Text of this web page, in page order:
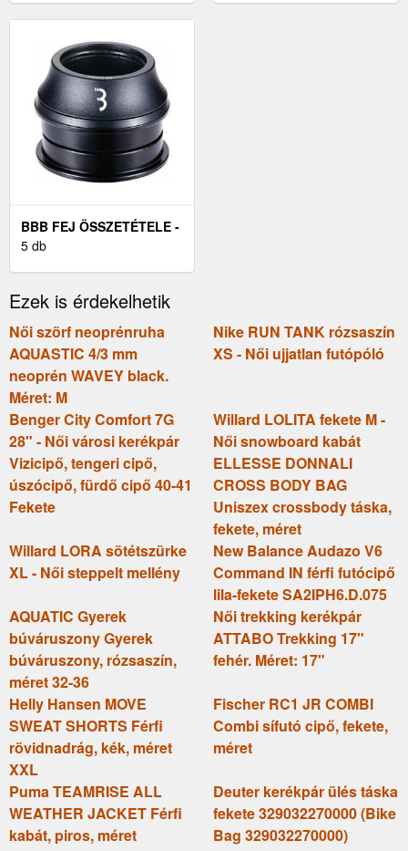
BBB FEJ ÖSSZETÉTELE -
SEMI-INTEGRATED -
5 db
Ezek is érdekelhetik
Női szörf neoprénruha
AQUASTIC 4/3 mm
neoprén WAVEY black.
Méret: M
Nike RUN TANK rózsaszín
XS - Női ujjatlan futópóló
Benger City Comfort 7G
28" - Női városi kerékpár
Willard LOLITA fekete M -
Női snowboard kabát
Vizicipő, tengeri cipő,
úszócipő, fürdő cipő 40-41
Fekete
ELLESSE DONNALI
CROSS BODY BAG
Uniszex crossbody táska,
fekete, méret
Willard LORA sötétszürke
XL - Női steppelt mellény
New Balance Audazo V6
Command IN férfi futócipő
lila-fekete SA2IPH6.D.075
AQUATIC Gyerek
búváruszony Gyerek
búváruszony, rózsaszín,
méret 32-36
Női trekking kerékpár
ATTABO Trekking 17"
fehér. Méret: 17"
Helly Hansen MOVE
SWEAT SHORTS Férfi
rövidnadrág, kék, méret
XXL
Fischer RC1 JR COMBI
Combi sífutó cipő, fekete,
méret
Puma TEAMRISE ALL
WEATHER JACKET Férfi
kabát, piros, méret
Deuter kerékpár ülés táska
fekete 329032270000 (Bike
Bag 329032270000)